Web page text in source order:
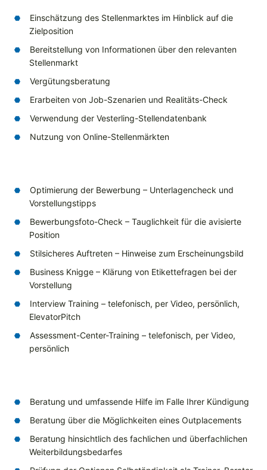
Einschätzung des Stellenmarktes im Hinblick auf die
Zielposition
Bereitstellung von Informationen über den relevanten
Stellenmarkt
Vergütungsberatung
Erarbeiten von Job-Szenarien und Realitäts-Check
Verwendung der Vesterling-Stellendatenbank
Nutzung von Online-Stellenmärkten
Optimierung der Bewerbung – Unterlagencheck und
Vorstellungstipps
Bewerbungsfoto-Check – Tauglichkeit für die avisierte
Position
Stilsicheres Auftreten – Hinweise zum Erscheinungsbild
Business Knigge – Klärung von Etikettefragen bei der
Vorstellung
Interview Training – telefonisch, per Video, persönlich,
ElevatorPitch
Assessment-Center-Training – telefonisch, per Video,
persönlich
Beratung und umfassende Hilfe im Falle Ihrer Kündigung
Beratung über die Möglichkeiten eines Outplacements
Beratung hinsichtlich des fachlichen und überfachlichen
Weiterbildungsbedarfes